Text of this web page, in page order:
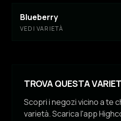
Blueberry
VEDI VARIETÀ
TROVA QUESTA
Scopri i negozi vicino a te
varietà. Scarica l'app